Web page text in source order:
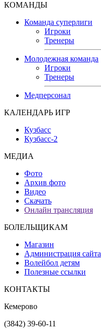
КОМАНДЫ
Команда суперлиги
Игроки
Тренеры
Молодежная команда
Игроки
Тренеры
Медперсонал
КАЛЕНДАРЬ ИГР
Кузбасс
Кузбасс-2
МЕДИА
Фото
Архив фото
Видео
Скачать
Онлайн трансляция
БОЛЕЛЬЩИКАМ
Магазин
Администрация сайта
Волейбол детям
Полезные ссылки
КОНТАКТЫ
Кемерово
(3842) 39-60-11